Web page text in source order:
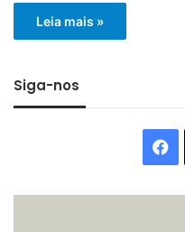
Leia mais »
Siga-nos